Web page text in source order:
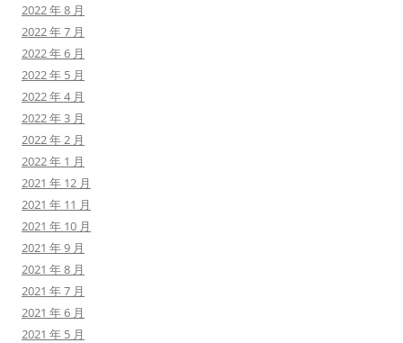
2022 年 8 月
2022 年 7 月
2022 年 6 月
2022 年 5 月
2022 年 4 月
2022 年 3 月
2022 年 2 月
2022 年 1 月
2021 年 12 月
2021 年 11 月
2021 年 10 月
2021 年 9 月
2021 年 8 月
2021 年 7 月
2021 年 6 月
2021 年 5 月